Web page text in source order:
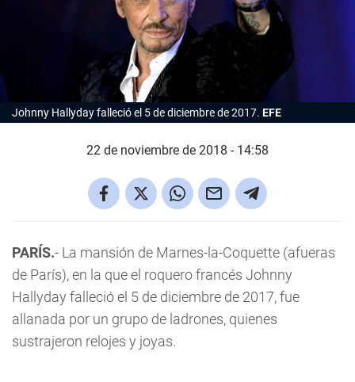
Johnny Hallyday falleció el 5 de diciembre de 2017. EFE
22 de noviembre de 2018 - 14:58
PARÍS.- La mansión de Marnes-la-Coquette (afueras
de París), en la que el roquero francés Johnny
Hallyday falleció el 5 de diciembre de 2017, fue
allanada por un grupo de ladrones, quienes
sustrajeron relojes y joyas.